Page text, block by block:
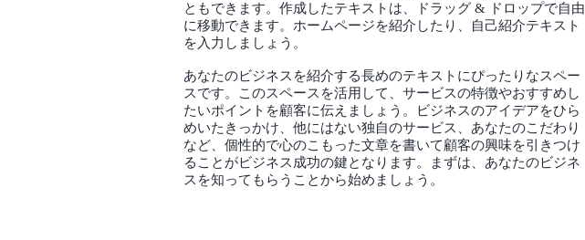
ともできます。作成したテキストは、ドラッグ & ドロップで自由
に移動できます。ホームページを紹介したり、自己紹介テキスト
を入力しましょう。
あなたのビジネスを紹介する長めのテキストにぴったりなスペー
スです。このスペースを活用して、サービスの特徴やおすすめし
たいポイントを顧客に伝えましょう。ビジネスのアイデアをひら
めいたきっかけ、他にはない独自のサービス、あなたのこだわり
など、個性的で心のこもった文章を書いて顧客の興味を引きつけ
ることがビジネス成功の鍵となります。まずは、あなたのビジネ
スを知ってもらうことから始めましょう。